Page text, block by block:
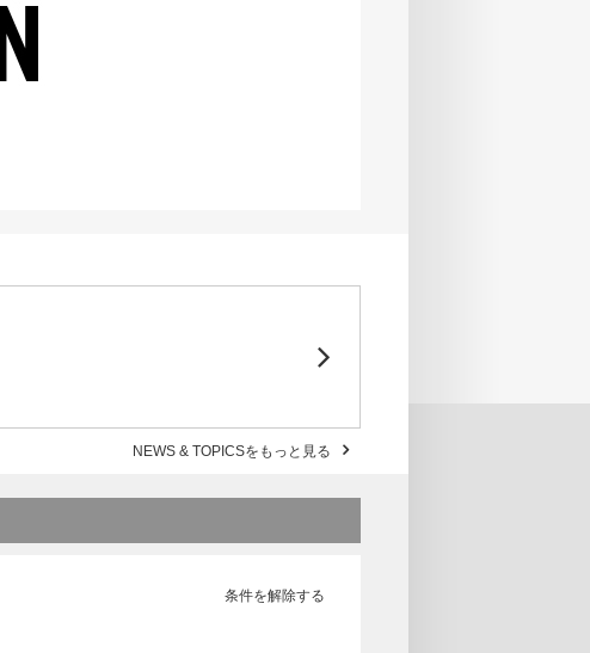
NEWS & TOPICSをもっと見る
条件を解除する